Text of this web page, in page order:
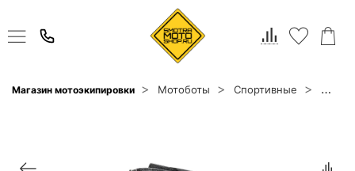
Магазин мотоэкипировки Мотоботы Спортивные